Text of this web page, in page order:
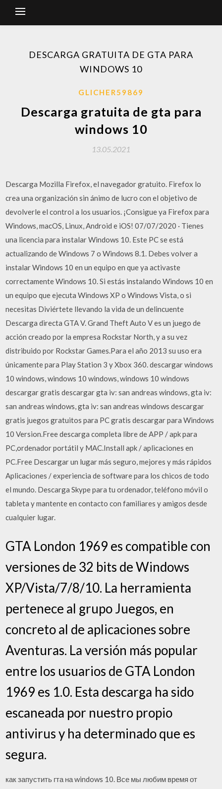
DESCARGA GRATUITA DE GTA PARA
WINDOWS 10
GLICHER59869
Descarga gratuita de gta para
windows 10
13.05.2021
Descarga Mozilla Firefox, el navegador gratuito. Firefox lo
crea una organización sin ánimo de lucro con el objetivo de
devolverle el control a los usuarios. ¡Consigue ya Firefox para
Windows, macOS, Linux, Android e iOS! 07/07/2020 · Tienes
una licencia para instalar Windows 10. Este PC se está
actualizando de Windows 7 o Windows 8.1. Debes volver a
instalar Windows 10 en un equipo en que ya activaste
correctamente Windows 10. Si estás instalando Windows 10 en
un equipo que ejecuta Windows XP o Windows Vista, o si
necesitas Diviértete llevando la vida de un delincuente
Descarga directa GTA V. Grand Theft Auto V es un juego de
acción creado por la empresa Rockstar North, y a su vez
distribuido por Rockstar Games.Para el año 2013 su uso era
únicamente para Play Station 3 y Xbox 360. descargar windows
10 windows, windows 10 windows, windows 10 windows
descargar gratis descargar gta iv: san andreas windows, gta iv:
san andreas windows, gta iv: san andreas windows descargar
gratis juegos gratuitos para PC gratis descargar para Windows
10 Version.Free descarga completa libre de APP / apk para
PC,ordenador portátil y MAC.Install apk / aplicaciones en
PC.Free Descargar un lugar más seguro, mejores y más rápidos
Aplicaciones / experiencia de software para los chicos de todo
el mundo. Descarga Skype para tu ordenador, teléfono móvil o
tableta y mantente en contacto con familiares y amigos desde
cualquier lugar.
GTA London 1969 es compatible con
versiones de 32 bits de Windows
XP/Vista/7/8/10. La herramienta
pertenece al grupo Juegos, en
concreto al de aplicaciones sobre
Aventuras. La versión más popular
entre los usuarios de GTA London
1969 es 1.0. Esta descarga ha sido
escaneada por nuestro propio
antivirus y ha determinado que es
segura.
как запустить гта на windows 10. Все мы любим время от